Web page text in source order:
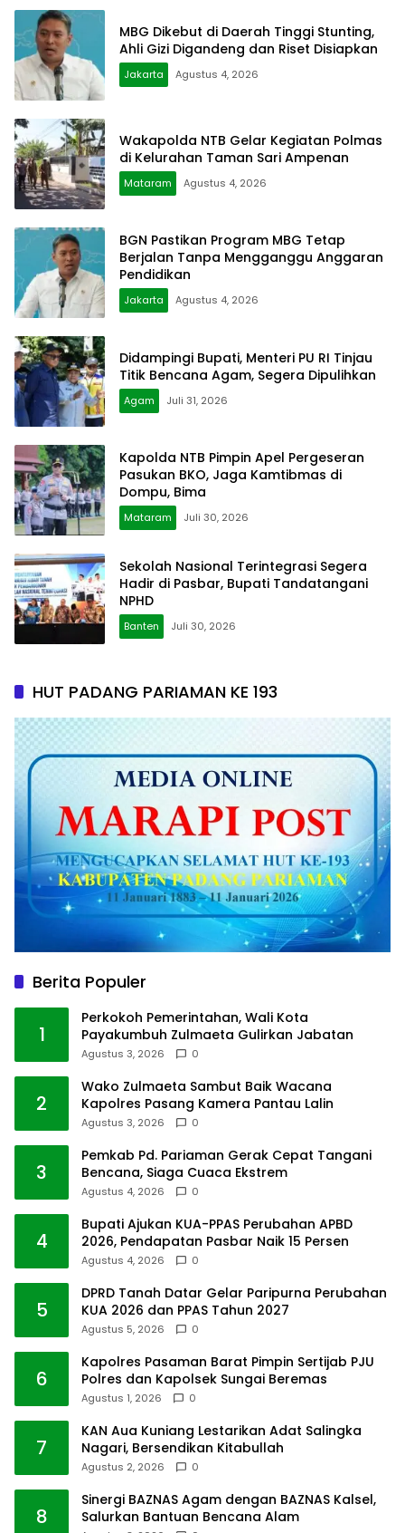
MBG Dikebut di Daerah Tinggi Stunting,
Ahli Gizi Digandeng dan Riset Disiapkan
Jakarta Agustus 4, 2026
Wakapolda NTB Gelar Kegiatan Polmas
di Kelurahan Taman Sari Ampenan
Mataram Agustus 4, 2026
BGN Pastikan Program MBG Tetap
Berjalan Tanpa Mengganggu Anggaran
Pendidikan
Jakarta Agustus 4, 2026
Didampingi Bupati, Menteri PU RI Tinjau
Titik Bencana Agam, Segera Dipulihkan
Agam Juli 31, 2026
Kapolda NTB Pimpin Apel Pergeseran
Pasukan BKO, Jaga Kamtibmas di
Dompu, Bima
Mataram Juli 30, 2026
Sekolah Nasional Terintegrasi Segera
Hadir di Pasbar, Bupati Tandatangani
NPHD
Banten Juli 30, 2026
HUT PADANG PARIAMAN KE 193
Berita Populer
1
Perkokoh Pemerintahan, Wali Kota
Payakumbuh Zulmaeta Gulirkan Jabatan
Agustus 3, 2026 0
2
Wako Zulmaeta Sambut Baik Wacana
Kapolres Pasang Kamera Pantau Lalin
Agustus 3, 2026 0
3
Pemkab Pd. Pariaman Gerak Cepat Tangani
Bencana, Siaga Cuaca Ekstrem
Agustus 4, 2026 0
4
Bupati Ajukan KUA-PPAS Perubahan APBD
2026, Pendapatan Pasbar Naik 15 Persen
Agustus 4, 2026 0
5
DPRD Tanah Datar Gelar Paripurna Perubahan
KUA 2026 dan PPAS Tahun 2027
Agustus 5, 2026 0
6
Kapolres Pasaman Barat Pimpin Sertijab PJU
Polres dan Kapolsek Sungai Beremas
Agustus 1, 2026 0
7
KAN Aua Kuniang Lestarikan Adat Salingka
Nagari, Bersendikan Kitabullah
Agustus 2, 2026 0
8
Sinergi BAZNAS Agam dengan BAZNAS Kalsel,
Salurkan Bantuan Bencana Alam